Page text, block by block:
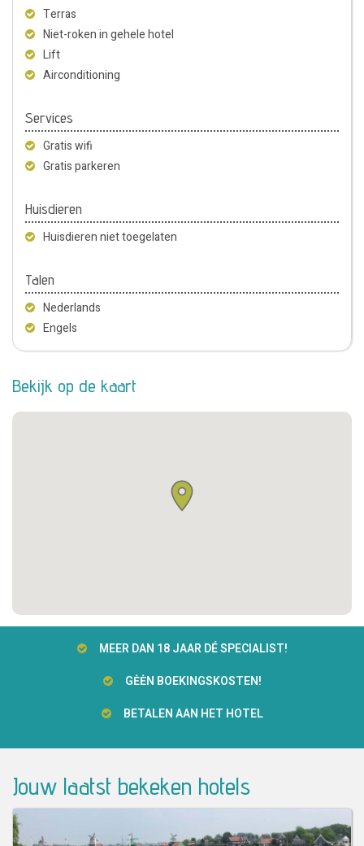
Terras
Niet-roken in gehele hotel
Lift
Airconditioning
Services
Gratis wifi
Gratis parkeren
Huisdieren
Huisdieren niet toegelaten
Talen
Nederlands
Engels
Bekijk op de kaart
MEER DAN 18 JAAR DÉ SPECIALIST!
GĖĖN BOEKINGSKOSTEN!
BETALEN AAN HET HOTEL
Jouw laatst bekeken hotels